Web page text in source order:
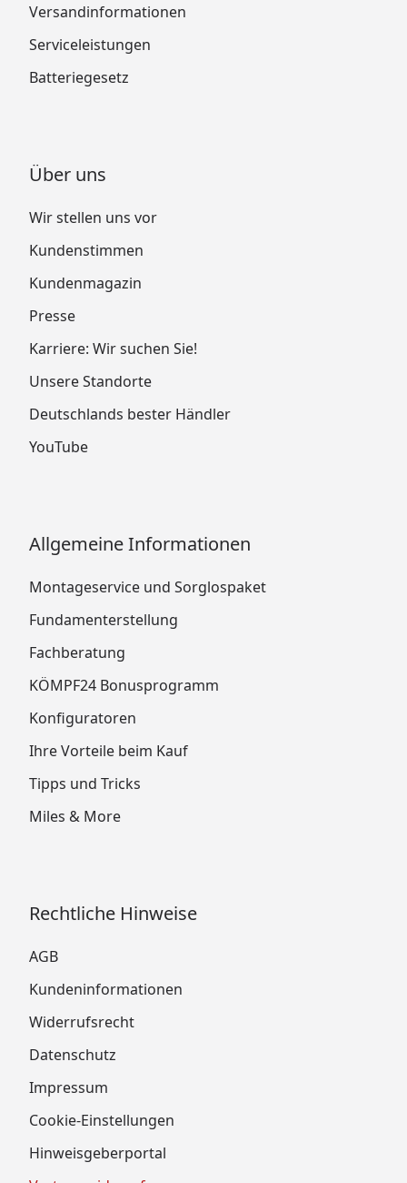
Versandinformationen
Serviceleistungen
Batteriegesetz
Über uns
Wir stellen uns vor
Kundenstimmen
Kundenmagazin
Presse
Karriere: Wir suchen Sie!
Unsere Standorte
Deutschlands bester Händler
YouTube
Allgemeine Informationen
Montageservice und Sorglospaket
Fundamenterstellung
Fachberatung
KÖMPF24 Bonusprogramm
Konfiguratoren
Ihre Vorteile beim Kauf
Tipps und Tricks
Miles & More
Rechtliche Hinweise
AGB
Kundeninformationen
Widerrufsrecht
Datenschutz
Impressum
Cookie-Einstellungen
Hinweisgeberportal